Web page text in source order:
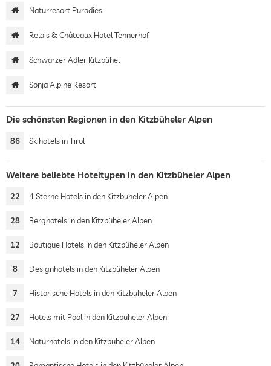
Naturresort Puradies
Relais & Châteaux Hotel Tennerhof
Schwarzer Adler Kitzbühel
Sonja Alpine Resort
Die schönsten Regionen in den Kitzbüheler Alpen
86 Skihotels in Tirol
Weitere beliebte Hoteltypen in den Kitzbüheler Alpen
22 4 Sterne Hotels in den Kitzbüheler Alpen
28 Berghotels in den Kitzbüheler Alpen
12 Boutique Hotels in den Kitzbüheler Alpen
8 Designhotels in den Kitzbüheler Alpen
7 Historische Hotels in den Kitzbüheler Alpen
27 Hotels mit Pool in den Kitzbüheler Alpen
14 Naturhotels in den Kitzbüheler Alpen